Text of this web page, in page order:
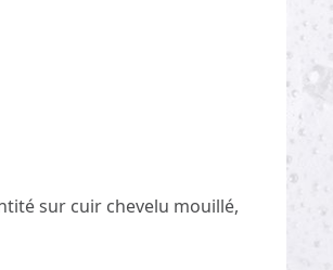
sur cuir chevelu mouillé,